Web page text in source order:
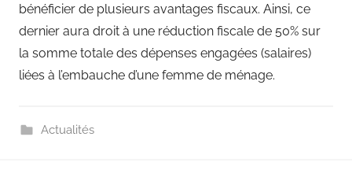
bénéficier de plusieurs avantages fiscaux. Ainsi, ce
dernier aura droit à une réduction fiscale de 50% sur
la somme totale des dépenses engagées (salaires)
liées à l’embauche d’une femme de ménage.
Actualités